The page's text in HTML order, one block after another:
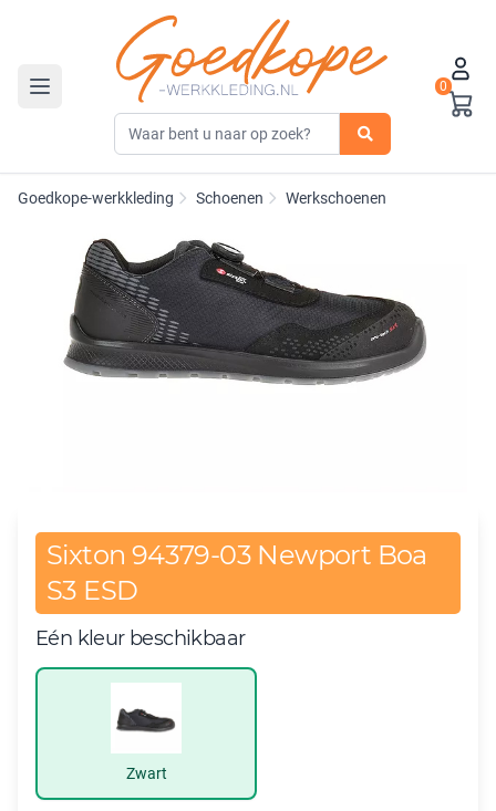
Toggle navigation
0
Goedkope-werkkleding Schoenen Werkschoenen
Sixton 94379-03 Newport Boa
S3 ESD
Eén kleur beschikbaar
Zwart